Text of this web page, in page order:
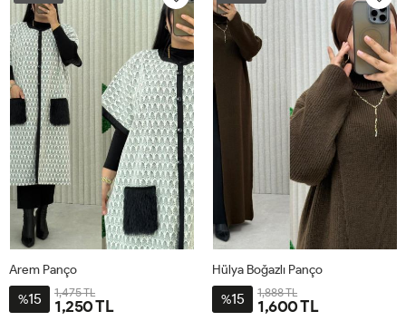
Arem Panço
%15 1,475 TL
1,250 TL
Hülya Boğazlı Panço
%15 1,888 TL
1,600 TL